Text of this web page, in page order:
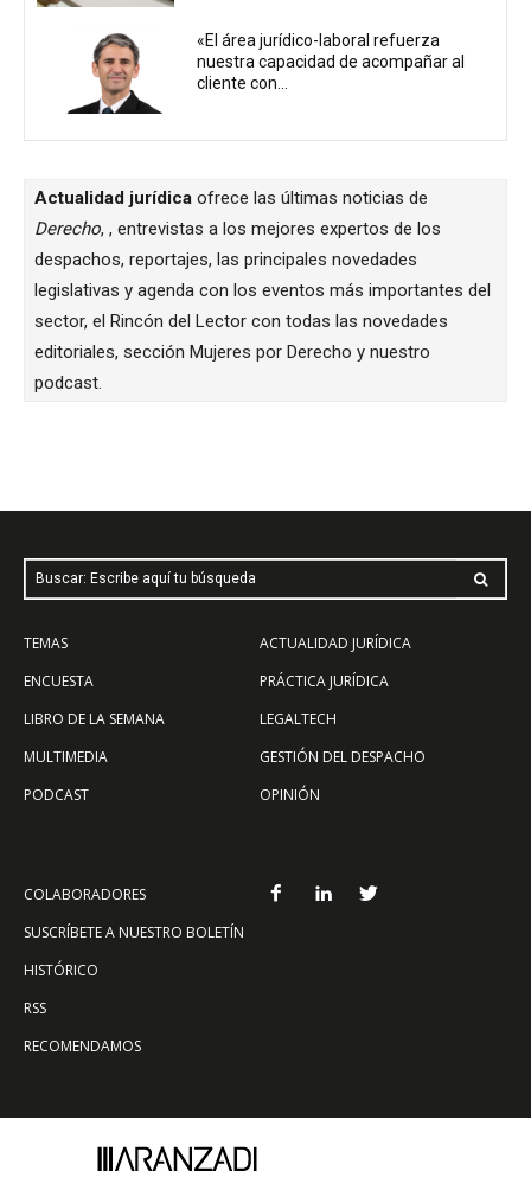
«El área jurídico-laboral refuerza
nuestra capacidad de acompañar al
cliente con...
Actualidad jurídica ofrece las últimas noticias de
Derecho, , entrevistas a los mejores expertos de los
despachos, reportajes, las principales novedades
legislativas y agenda con los eventos más importantes del
sector, el Rincón del Lector con todas las novedades
editoriales, sección Mujeres por Derecho y nuestro
podcast.
Buscar: Escribe aquí tu búsqueda
TEMAS
ENCUESTA
LIBRO DE LA SEMANA
MULTIMEDIA
PODCAST
ACTUALIDAD JURÍDICA
PRÁCTICA JURÍDICA
LEGALTECH
GESTIÓN DEL DESPACHO
OPINIÓN
COLABORADORES
SUSCRÍBETE A NUESTRO BOLETÍN
HISTÓRICO
RSS
RECOMENDAMOS